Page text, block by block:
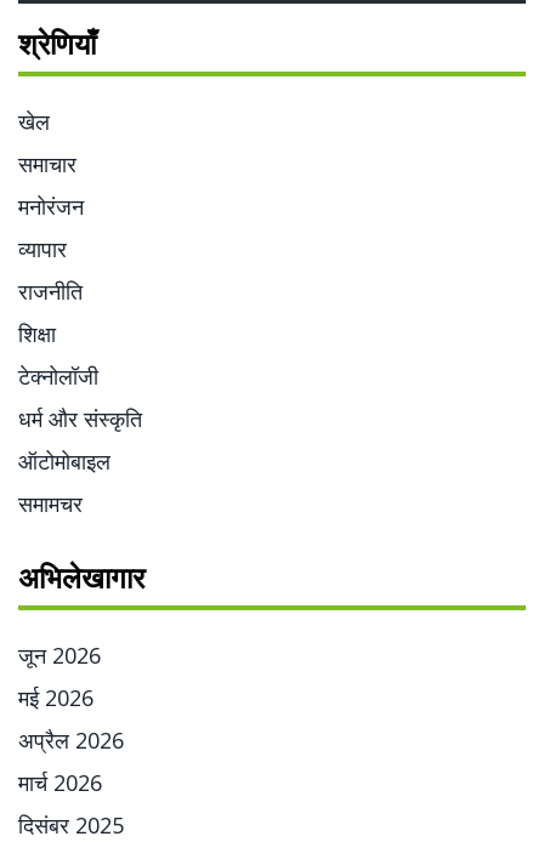
श्रेणियाँ
खेल
समाचार
मनोरंजन
व्यापार
राजनीति
शिक्षा
टेक्नोलॉजी
धर्म और संस्कृति
ऑटोमोबाइल
समामचर
अभिलेखागार
जून 2026
मई 2026
अप्रैल 2026
मार्च 2026
दिसंबर 2025